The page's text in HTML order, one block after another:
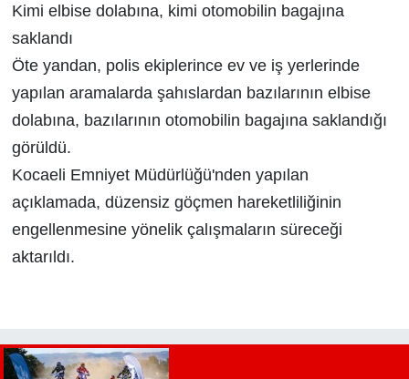
Kimi elbise dolabına, kimi otomobilin bagajına
saklandı
Öte yandan, polis ekiplerince ev ve iş yerlerinde
yapılan aramalarda şahıslardan bazılarının elbise
dolabına, bazılarının otomobilin bagajına saklandığı
görüldü.
Kocaeli Emniyet Müdürlüğü'nden yapılan
açıklamada, düzensiz göçmen hareketliliğinin
engellenmesine yönelik çalışmaların süreceği
aktarıldı.